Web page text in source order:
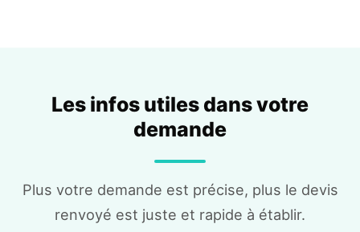
Les infos utiles dans votre
demande
Plus votre demande est précise, plus le devis
renvoyé est juste et rapide à établir.